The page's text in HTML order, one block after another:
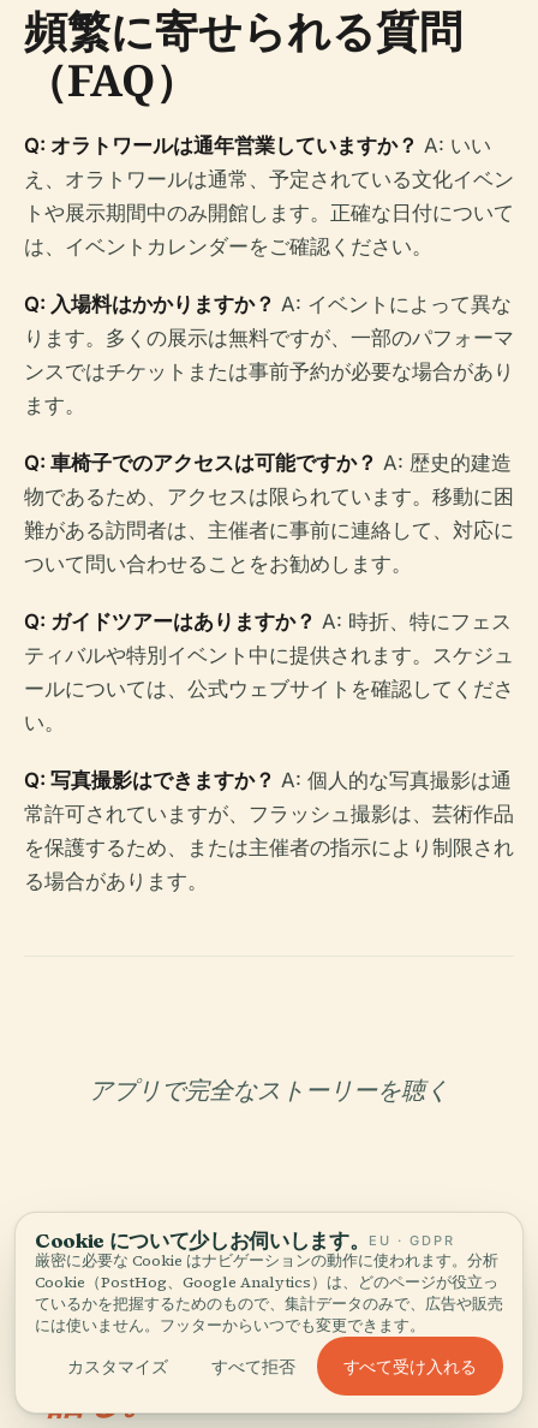
頻繁に寄せられる質問
（FAQ）
Q: オラトワールは通年営業していますか？ A: いい
え、オラトワールは通常、予定されている文化イベン
トや展示期間中のみ開館します。正確な日付について
は、イベントカレンダーをご確認ください。
Q: 入場料はかかりますか？ A: イベントによって異な
ります。多くの展示は無料ですが、一部のパフォーマ
ンスではチケットまたは事前予約が必要な場合があり
ます。
Q: 車椅子でのアクセスは可能ですか？ A: 歴史的建造
物であるため、アクセスは限られています。移動に困
難がある訪問者は、主催者に事前に連絡して、対応に
ついて問い合わせることをお勧めします。
Q: ガイドツアーはありますか？ A: 時折、特にフェス
ティバルや特別イベント中に提供されます。スケジュ
ールについては、公式ウェブサイトを確認してくださ
い。
Q: 写真撮影はできますか？ A: 個人的な写真撮影は通
常許可されていますが、フラッシュ撮影は、芸術作品
を保護するため、または主催者の指示により制限され
る場合があります。
アプリで完全なストーリーを聴く
あなただけのキュレーター
オラトリオ、14 Rue
Massillonのすべてを、
語る。
Cookie について少しお伺いします。 EU · GDPR
厳密に必要な Cookie はナビゲーションの動作に使われます。分析
Cookie（PostHog、Google Analytics）は、どのページが役立っ
ているかを把握するためのもので、集計データのみで、広告や販売
には使いません。フッターからいつでも変更できます。
カスタマイズ すべて拒否 すべて受け入れる